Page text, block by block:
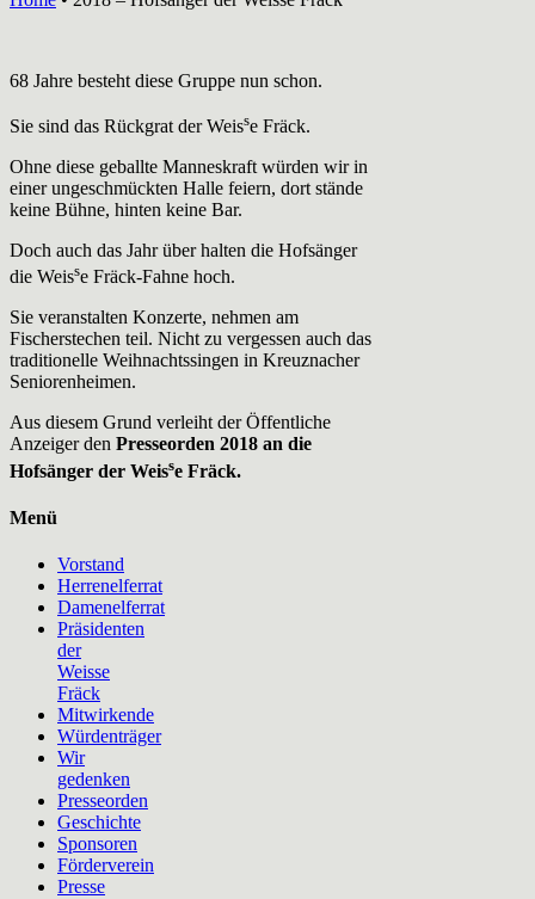
68 Jahre besteht diese Gruppe nun schon.
Sie sind das Rückgrat der Weisse Fräck.
Ohne diese geballte Manneskraft würden wir in
einer ungeschmückten Halle feiern, dort stände
keine Bühne, hinten keine Bar.
Doch auch das Jahr über halten die Hofsänger
die Weisse Fräck-Fahne hoch.
Sie veranstalten Konzerte, nehmen am
Fischerstechen teil. Nicht zu vergessen auch das
traditionelle Weihnachtssingen in Kreuznacher
Seniorenheimen.
Aus diesem Grund verleiht der Öffentliche
Anzeiger den Presseorden 2018 an die
Hofsänger der Weisse Fräck.
Menü
Vorstand
Herrenelferrat
Damenelferrat
Präsidenten
der
Weisse
Fräck
Mitwirkende
Würdenträger
Wir
gedenken
Presseorden
Geschichte
Sponsoren
Förderverein
Presse